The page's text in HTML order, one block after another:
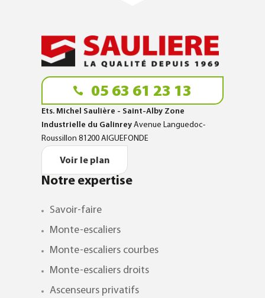
05 63 61 23 13
Ets. Michel Saulière - Saint-Alby Zone
Industrielle du Galinrey Avenue Languedoc-
Roussillon 81200 AIGUEFONDE
Voir le plan
Notre expertise
Savoir-faire
Monte-escaliers
Monte-escaliers courbes
Monte-escaliers droits
Ascenseurs privatifs